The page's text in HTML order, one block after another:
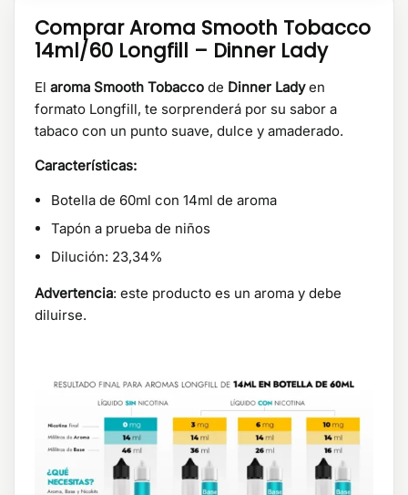
Comprar Aroma Smooth Tobacco
14ml/60 Longfill – Dinner Lady
El aroma Smooth Tobacco de Dinner Ladyen
formato Longfill, te sorprenderá por su sabor a
tabaco con un punto suave, dulce y amaderado.
Características:
Botella de 60ml con 14ml de aroma
Tapón a prueba de niños
Dilución: 23,34%
Advertencia: este producto es un aroma y debe
diluirse.